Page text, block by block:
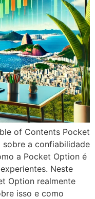
of Contents Pocket
sobre a confiabilidade
a Pocket Option é
Neste
Option realmente
isso e como